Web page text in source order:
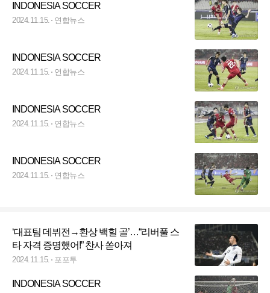
INDONESIA SOCCER
2024.11.15. 연합뉴스
INDONESIA SOCCER
2024.11.15. 연합뉴스
INDONESIA SOCCER
2024.11.15. 연합뉴스
INDONESIA SOCCER
2024.11.15. 연합뉴스
‘대표팀 데뷔전→환상 백힐 골’…“리버풀 스
타 자격 증명했어!” 찬사 쏟아져
2024.11.15. 포포투
INDONESIA SOCCER